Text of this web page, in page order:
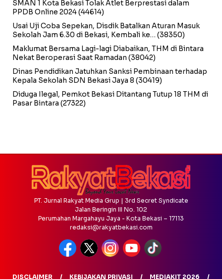
SMAN 1 Kota Bekasi Tolak Atlet Berprestasi dalam
PPDB Online 2024(44614)
Usai Uji Coba Sepekan, Disdik Batalkan Aturan Masuk
Sekolah Jam 6.30 di Bekasi, Kembali ke… (38350)
Maklumat Bersama Lagi-lagi Diabaikan, THM di Bintara
Nekat Beroperasi Saat Ramadan (38042)
Dinas Pendidikan Jatuhkan Sanksi Pembinaan terhadap
Kepala Sekolah SDN Bekasi Jaya 8 (30419)
Diduga Ilegal, Pemkot Bekasi Ditantang Tutup 18 THM di
Pasar Bintara (27322)
PT. Jurnal Rakyat Media Grup | 3rd Secret Syndicate
Jalan Beringin III No. 102
Perumahan Margahayu Jaya - Kota Bekasi – 17113
redaksi@rakyatbekasi.com
DISCLAIMER KEBIJAKAN PRIVASI MEDIAKIT 2026